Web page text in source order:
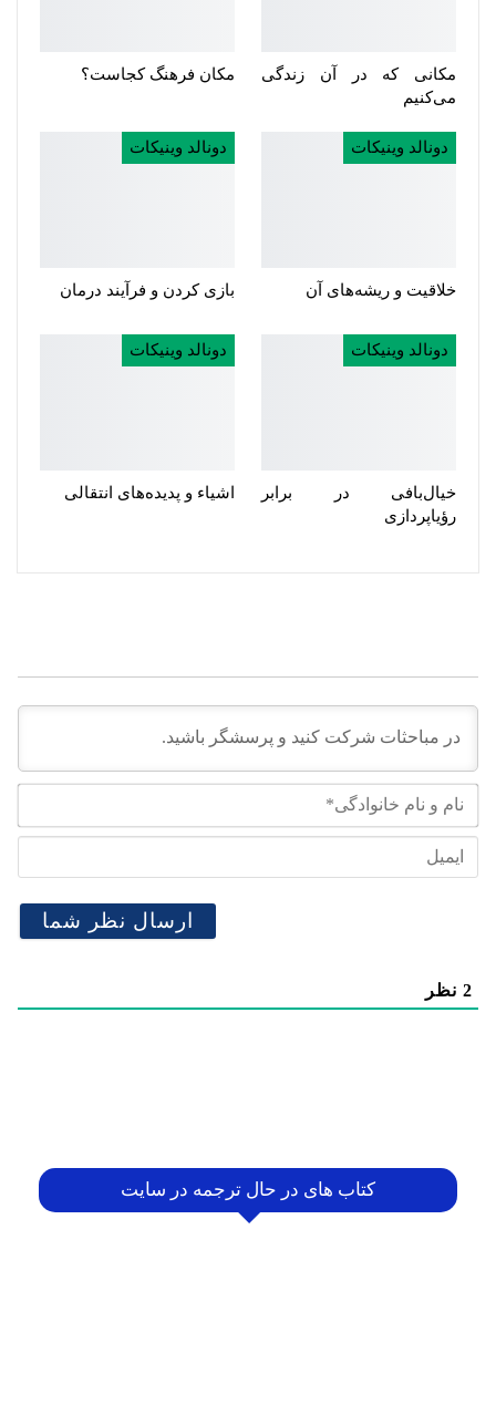
مکانی که در آن زندگی
می‌کنیم
مکان فرهنگ کجاست؟
دونالد وینیکات
خلاقیت و ریشه‌های آن
دونالد وینیکات
بازی کردن و فرآیند درمان
دونالد وینیکات
خیال‌بافی در برابر
رؤیاپردازی
دونالد وینیکات
اشیاء و پدیده‌های انتقالی
نام
2 نظر
کتاب های در حال ترجمه در سایت